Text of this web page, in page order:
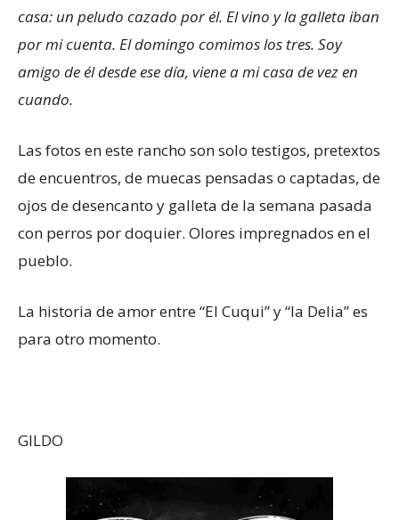
casa: un peludo cazado por él. El vino y la galleta iban
por mi cuenta. El domingo comimos los tres. Soy
amigo de él desde ese día, viene a mi casa de vez en
cuando.
Las fotos en este rancho son solo testigos, pretextos
de encuentros, de muecas pensadas o captadas, de
ojos de desencanto y galleta de la semana pasada
con perros por doquier. Olores impregnados en el
pueblo.
La historia de amor entre “El Cuqui” y “la Delia” es
para otro momento.
GILDO